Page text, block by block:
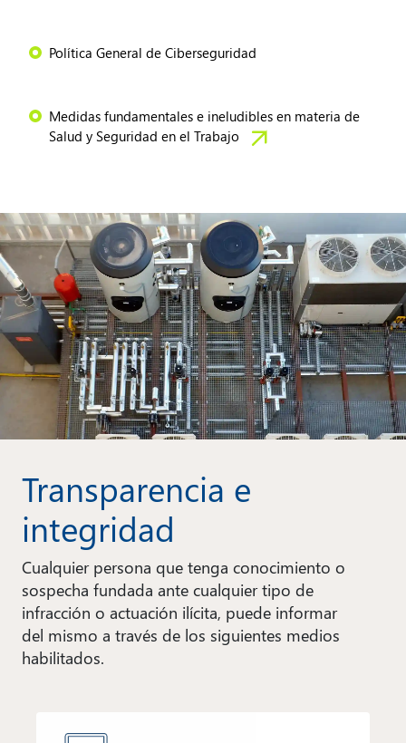
Política General de Ciberseguridad
Medidas fundamentales e ineludibles en materia de
Salud y Seguridad en el Trabajo
Transparencia e
integridad
Cualquier persona que tenga conocimiento o
sospecha fundada ante cualquier tipo de
infracción o actuación ilícita, puede informar
del mismo a través de los siguientes medios
habilitados.